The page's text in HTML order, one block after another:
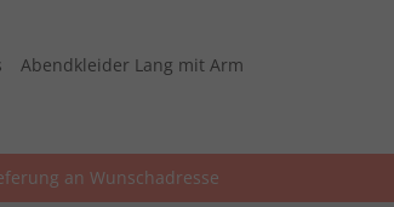
Abendkleider Lang mit Arm
an Wunschadresse